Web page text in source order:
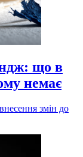
що в
немає
змін до